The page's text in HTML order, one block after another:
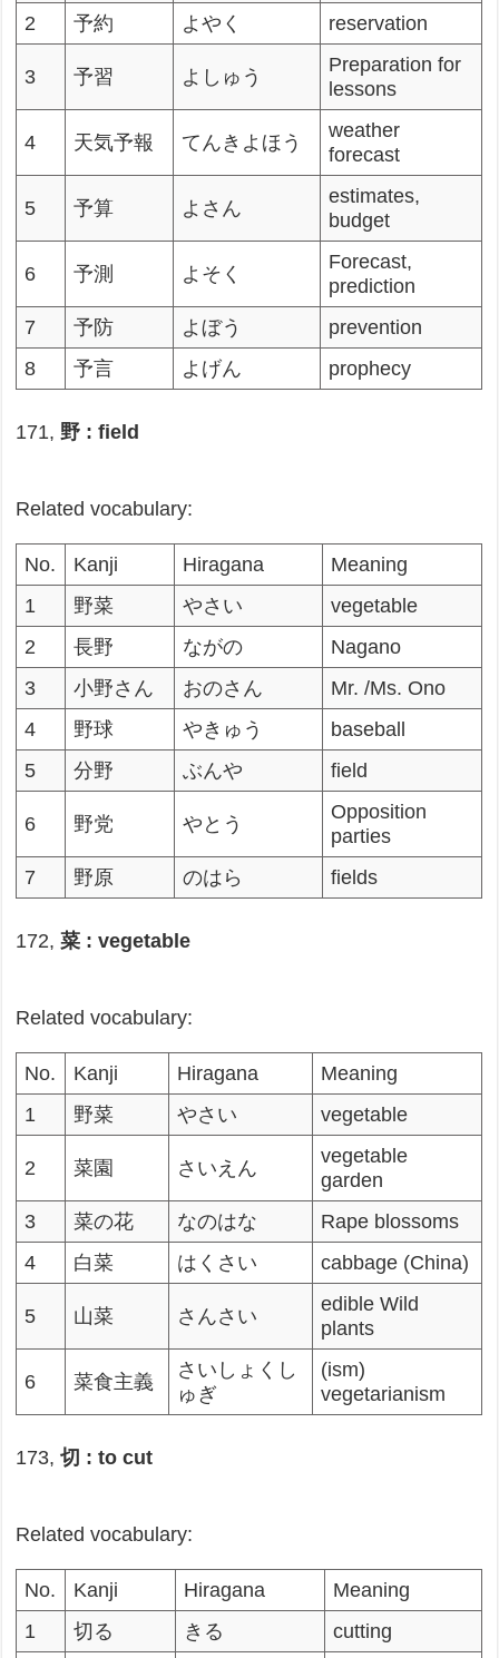
2
予約 よやく reservation
3 予習 よしゅう
Preparation for
lessons
4 天気予報 てんきよほう
weather
forecast
5 予算 よさん
estimates,
budget
6 予測 よそく
Forecast,
prediction
7
予防 よぼう
prevention
8
予言 よげん prophecy
171, 野 : field
Related vocabulary:
No. Kanji Hiragana
Meaning
1
野菜 やさい
vegetable
2
長野 ながの
Nagano
3
小野さん おのさん
Mr. /Ms. Ono
4
野球 やきゅう
baseball
5
分野 ぶんや field
6 野党 やとう
Opposition
parties
7
野原 のはら fields
172,菜 : vegetable
Related vocabulary:
No. Kanji Hiragana
Meaning
1
野菜 やさい vegetable
2 菜園 さいえん
vegetable
garden
3
菜の花 なのはな
Rape blossoms
4
白菜 はくさい cabbage (China)
5 山菜 さんさい
edible Wild
plants
6 菜食主義
さいしょくし
ゅぎ
(ism)
vegetarianism
173,切 : to cut
Related vocabulary:
No. Kanji Hiragana
Meaning
1
切る きる cutting